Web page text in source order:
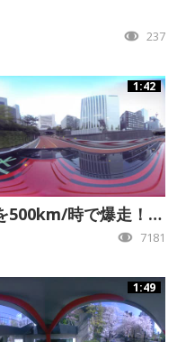
237
1:42
首都高C1を500km/時で爆走！(嘘)
7181
1:49